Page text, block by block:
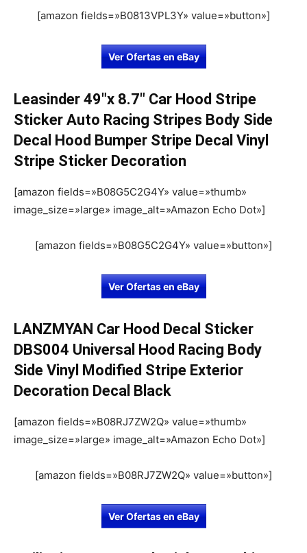
[amazon fields=»B0813VPL3Y» value=»button»]
Ver Ofertas en eBay
Leasinder 49″x 8.7″ Car Hood Stripe
Sticker Auto Racing Stripes Body Side
Decal Hood Bumper Stripe Decal Vinyl
Stripe Sticker Decoration
[amazon fields=»B08G5C2G4Y» value=»thumb»
image_size=»large» image_alt=»Amazon Echo Dot»]
[amazon fields=»B08G5C2G4Y» value=»button»]
Ver Ofertas en eBay
LANZMYAN Car Hood Decal Sticker
DBS004 Universal Hood Racing Body
Side Vinyl Modified Stripe Exterior
Decoration Decal Black
[amazon fields=»B08RJ7ZW2Q» value=»thumb»
image_size=»large» image_alt=»Amazon Echo Dot»]
[amazon fields=»B08RJ7ZW2Q» value=»button»]
Ver Ofertas en eBay